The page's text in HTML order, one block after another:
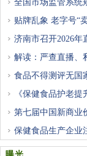
全国市场监管系统
贴牌乱象 老字号“
济南市召开2026年
解读：严查直播、
食品不得测评无国
《保健食品护老
第七届中国新商业
保健食品生产企业